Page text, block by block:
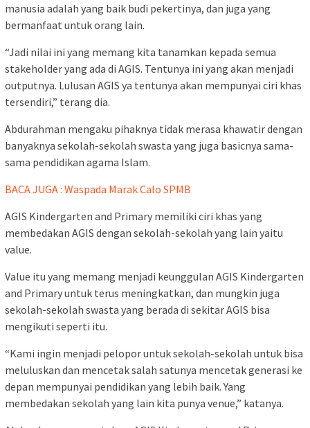
manusia adalah yang baik budi pekertinya, dan juga yang
bermanfaat untuk orang lain.
“Jadi nilai ini yang memang kita tanamkan kepada semua
stakeholder yang ada di AGIS. Tentunya ini yang akan menjadi
outputnya. Lulusan AGIS ya tentunya akan mempunyai ciri khas
tersendiri,” terang dia.
Abdurahman mengaku pihaknya tidak merasa khawatir dengan
banyaknya sekolah-sekolah swasta yang juga basicnya sama-
sama pendidikan agama Islam.
BACA JUGA : Waspada Marak Calo SPMB
AGIS Kindergarten and Primary memiliki ciri khas yang
membedakan AGIS dengan sekolah-sekolah yang lain yaitu
value.
Value itu yang memang menjadi keunggulan AGIS Kindergarten
and Primary untuk terus meningkatkan, dan mungkin juga
sekolah-sekolah swasta yang berada di sekitar AGIS bisa
mengikuti seperti itu.
“Kami ingin menjadi pelopor untuk sekolah-sekolah untuk bisa
meluluskan dan mencetak salah satunya mencetak generasi ke
depan mempunyai pendidikan yang lebih baik. Yang
membedakan sekolah yang lain kita punya venue,” katanya.